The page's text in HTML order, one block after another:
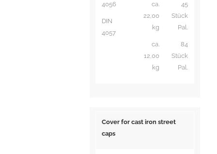
4056
DIN
4057
ca.
22,00
kg
ca.
12,00
kg
45
Stück
Pal.
84
Stück
Pal.
Cover for cast iron street
caps